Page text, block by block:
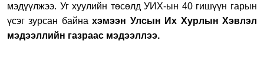
мэдүүлжээ. Уг хуулийн төсөлд УИХ-ын 40 гишүүн гарын
үсэг зурсан байнахэмээн Улсын Их Хурлын Хэвлэл
мэдээллийн газраас мэдээллээ.